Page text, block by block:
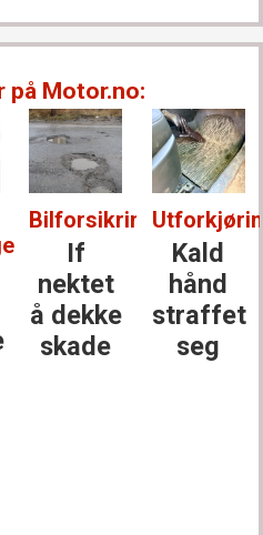
på Motor.no:
Bilforsikring:
If
nektet
å dekke
skade
Kald
hånd
straffet
seg